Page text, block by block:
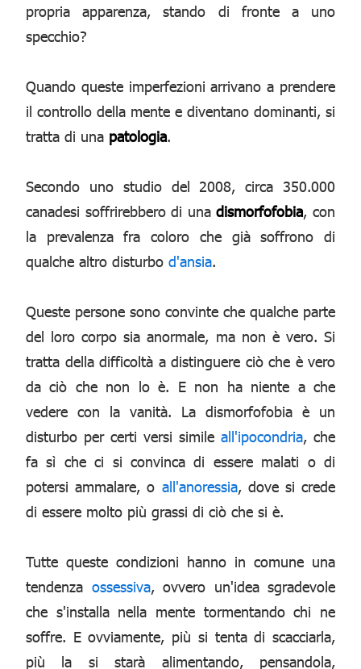
propria apparenza, stando di fronte a uno
specchio?
Quando queste imperfezioni arrivano a prendere
il controllo della mente e diventano dominanti, si
tratta di una patologia.
Secondo uno studio del 2008, circa 350.000
canadesi soffrirebbero di unadismorfofobia, con
la prevalenza fra coloro che già soffrono di
qualche altro disturbo d'ansia.
Queste persone sono convinte che qualche parte
del loro corpo sia anormale, ma non è vero. Si
tratta della difficoltà a distinguere ciò che è vero
da ciò che non lo è. E non ha niente a che
vedere con la vanità. La dismorfofobia è un
disturbo per certi versi simile all'ipocondria, che
fa sì che ci si convinca di essere malati o di
potersi ammalare, o all'anoressia, dove si crede
di essere molto più grassi di ciò che si è.
Tutte queste condizioni hanno in comune una
tendenza ossessiva, ovvero un'idea sgradevole
che s'installa nella mente tormentando chi ne
soffre. E ovviamente, più si tenta di scacciarla,
più la si starà alimentando, pensandola,